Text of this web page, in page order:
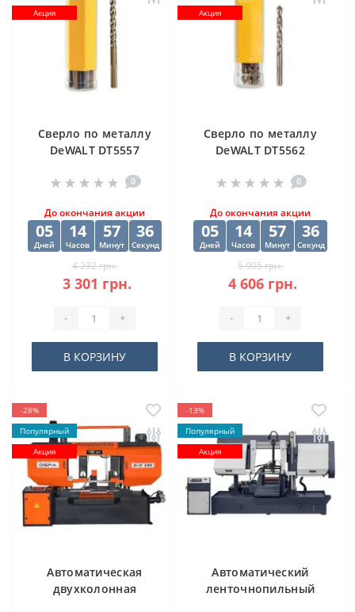
Акция
Cверлo по металлу
DeWALT DT5557
10х84х133 мм
0
До окончания акции
05
Дней
14
Часов
57
Минут
35
Секунд
4 232 грн.
3 301 грн.
- +
В КОРЗИНУ
Акция
Cверлo по металлу
DeWALT DT5562
(10 шт) 12.5х98х151
0
До окончания акции
05
Дней
14
Часов
57
Минут
35
Секунд
5 905 грн.
4 606 грн.
- +
В КОРЗИНУ
-28%
Популярный
Акция
Автоматическая
двухколонная
-13%
Популярный
Акция
Автоматический
ленточнопильный